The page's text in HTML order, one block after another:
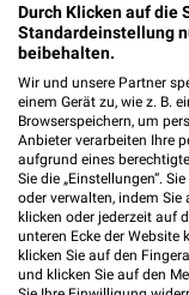
04860
Heute
110,49
04107
Durch Klicken auf die
Standardeinstellung
beibehalten.
Wir und unsere Partner
einem Gerät zu, wie z. B.
Browserspeichern, um
Anbieter verarbeiten Ihre
aufgrund eines
Sie die „Einstellungen“.
oder verwalten, indem Sie
klicken oder jederzeit auf
unteren Ecke der Website
klicken Sie auf den
und klicken Sie auf den